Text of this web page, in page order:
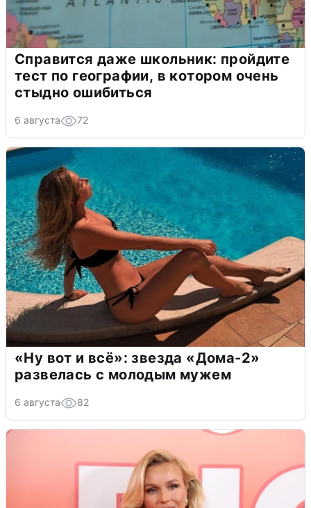
Справится даже школьник: пройдите
тест по географии, в котором очень
стыдно ошибиться
6 августа 72
«Ну вот и всё»: звезда «Дома-2»
развелась с молодым мужем
6 августа 82